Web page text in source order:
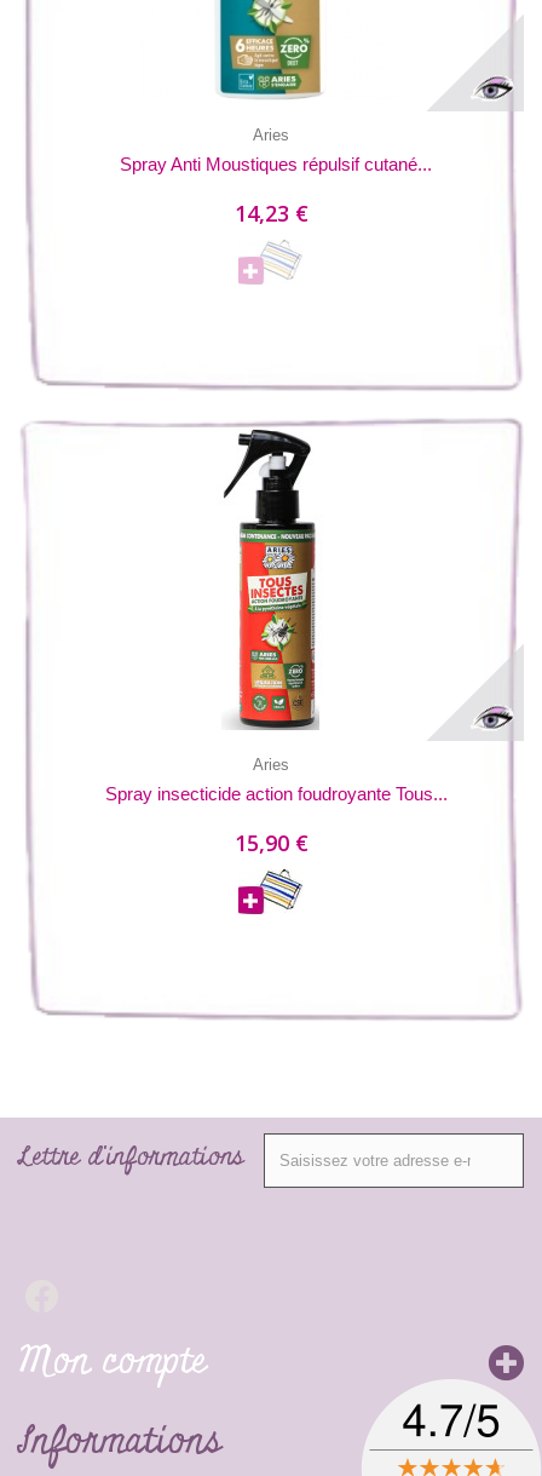
Aries
Spray Anti Moustiques répulsif cutané...
14,23 €
Aries
Spray insecticide action foudroyante Tous...
15,90 €
Lettre d'informations
Mon compte
Informations